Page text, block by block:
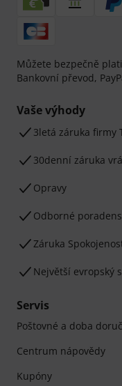
Můžete bezpečně
Bankovní převod,
Vaše výhody
3letá záruka firmy
30denní záruka
Opravy
Odborné
Záruka
Největší evropský
Servis
Poštovné a doba
Centrum nápovědy
Kupóny